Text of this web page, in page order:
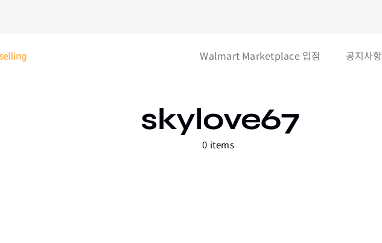
Walmart Marketplace 입점 공지사항
skylove67
0 items